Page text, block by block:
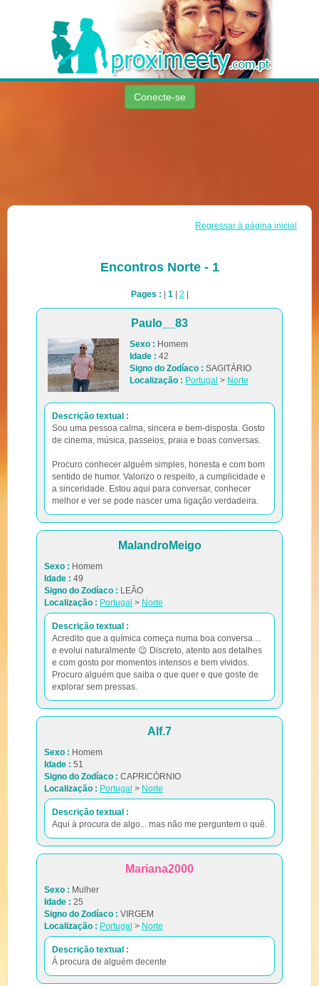
Conecte-se
Regressar à página inicial
Encontros Norte - 1
Pages : 1| 2
Paulo__83
Sexo : Homem
Idade : 42
Signo do Zodíaco : SAGITÁRIO
Localização : Portugal > Norte
Descrição textual :
Sou uma pessoa calma, sincera e bem-disposta. Gosto
de cinema, música, passeios, praia e boas conversas.
Procuro conhecer alguém simples, honesta e com bom
sentido de humor. Valorizo o respeito, a cumplicidade e
a sinceridade. Estou aqui para conversar, conhecer
melhor e ver se pode nascer uma ligação verdadeira.
MalandroMeigo
Sexo : Homem
Idade : 49
Signo do Zodíaco : LEÃO
Localização : Portugal > Norte
Descrição textual :
Acredito que a química começa numa boa conversa…
e evolui naturalmente 😉 Discreto, atento aos detalhes
e com gosto por momentos intensos e bem vividos.
Procuro alguém que saiba o que quer e que goste de
explorar sem pressas.
Alf.7
Sexo : Homem
Idade : 51
Signo do Zodíaco : CAPRICÓRNIO
Localização : Portugal > Norte
Descrição textual :
Aqui à procura de algo... mas não me perguntem o quê.
Mariana2000
Sexo : Mulher
Idade : 25
Signo do Zodíaco : VIRGEM
Localização : Portugal > Norte
Descrição textual :
Á procura de alguém decente